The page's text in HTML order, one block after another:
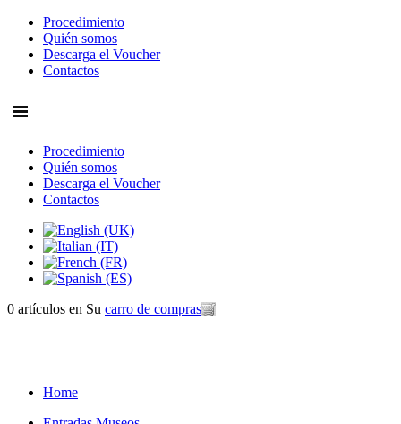
Procedimiento
Quién somos
Descarga el Voucher
Contactos
Procedimiento
Quién somos
Descarga el Voucher
Contactos
0 artículos en Su carro de compras
Home